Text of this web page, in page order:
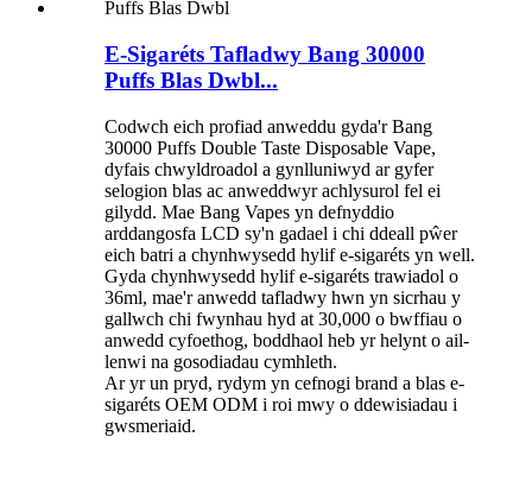
E-Sigaréts Tafladwy Bang 30000
Puffs Blas Dwbl...
Codwch eich profiad anweddu gyda'r Bang
30000 Puffs Double Taste Disposable Vape,
dyfais chwyldroadol a gynlluniwyd ar gyfer
selogion blas ac anweddwyr achlysurol fel ei
gilydd. Mae Bang Vapes yn defnyddio
arddangosfa LCD sy'n gadael i chi ddeall pŵer
eich batri a chynhwysedd hylif e-sigaréts yn well.
Gyda chynhwysedd hylif e-sigaréts trawiadol o
36ml, mae'r anwedd tafladwy hwn yn sicrhau y
gallwch chi fwynhau hyd at 30,000 o bwffiau o
anwedd cyfoethog, boddhaol heb yr helynt o ail-
lenwi na gosodiadau cymhleth.
Ar yr un pryd, rydym yn cefnogi brand a blas e-
sigaréts OEM ODM i roi mwy o ddewisiadau i
gwsmeriaid.